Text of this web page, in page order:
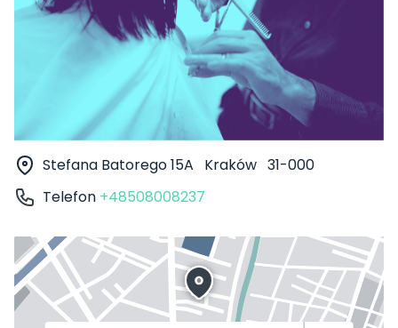
Stefana Batorego 15A Kraków 31-000
Telefon +48508008237